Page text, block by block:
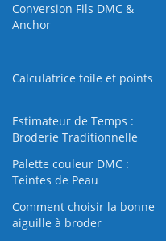
Conversion Fils DMC &
Anchor
Calculatrice toile et points
Estimateur de Temps :
Broderie Traditionnelle
Palette couleur DMC :
Teintes de Peau
Comment choisir la bonne
aiguille à broder